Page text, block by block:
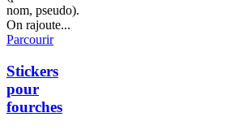
nom, pseudo).
On rajoute...
Parcourir
Stickers
pour
fourches